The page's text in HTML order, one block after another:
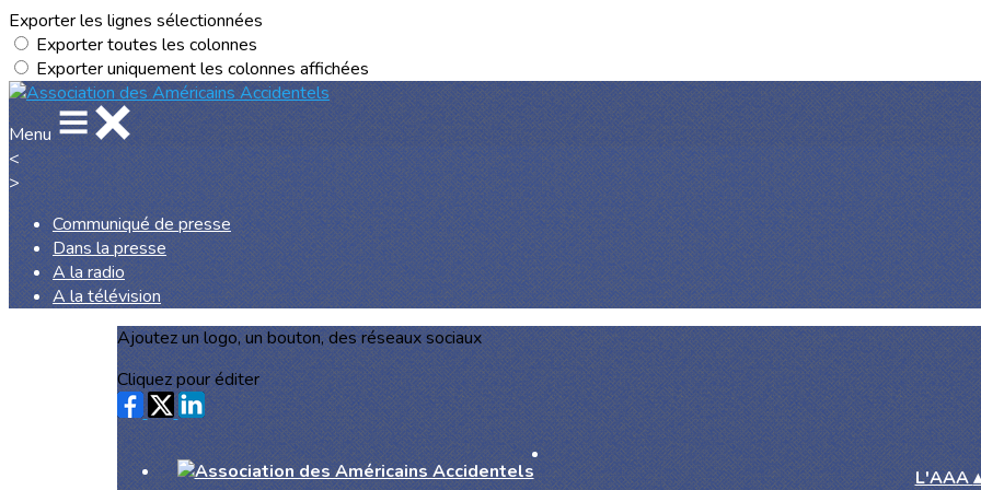
Exporter les lignes sélectionnées
Exporter toutes les colonnes
Exporter uniquement les colonnes affichées
Menu
<
>
Communiqué de presse
Dans la presse
A la radio
A la télévision
Ajoutez un logo, un bouton, des réseaux sociaux
Cliquez pour éditer
L'AAA▴